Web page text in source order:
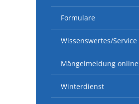
Formulare
Wissenswertes/Service
Mängelmeldung online
Winterdienst